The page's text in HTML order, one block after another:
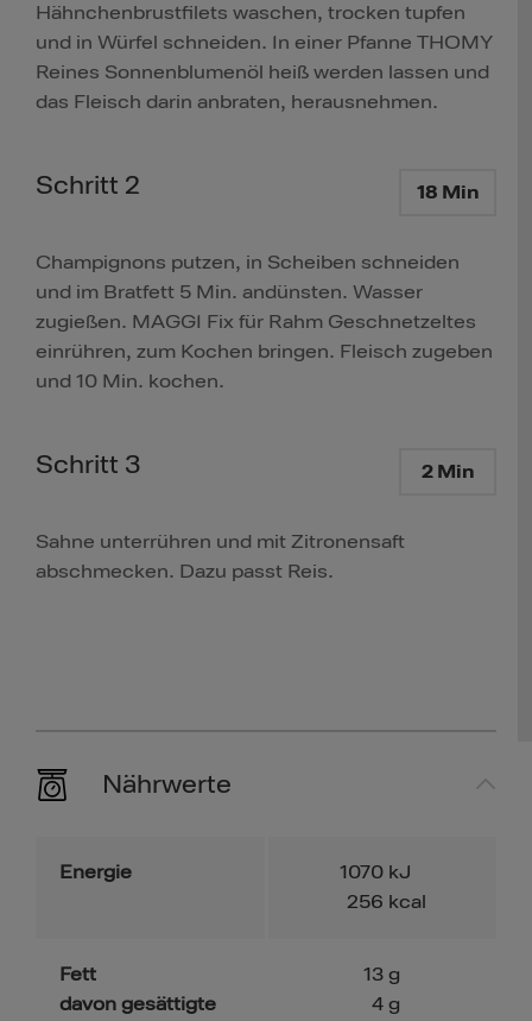
Hähnchenbrustfilets waschen, trocken tupfen
und in Würfel schneiden. In einer Pfanne THOMY
Reines Sonnenblumenöl heiß werden lassen und
das Fleisch darin anbraten, herausnehmen.
Schritt 2 18 Min
Champignons putzen, in Scheiben schneiden
und im Bratfett 5 Min. andünsten. Wasser
zugießen. MAGGI Fix für Rahm Geschnetzeltes
einrühren, zum Kochen bringen. Fleisch zugeben
und 10 Min. kochen.
Schritt 3 2 Min
Sahne unterrühren und mit Zitronensaft
abschmecken. Dazu passt Reis.
Nährwerte
Energie 1070 kJ
256 kcal
Fett
davon gesättigte
13 g
4 g